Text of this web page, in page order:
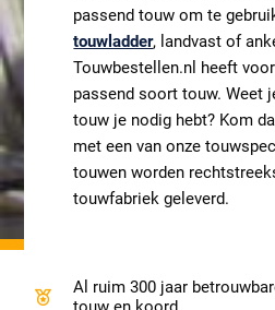
passend touw om te
touwladder, landvast of
Touwbestellen.nl heeft
passend soort touw. Weet
touw je nodig hebt? Kom
met een van onze
touwen worden
touwfabriek geleverd.
Gratis